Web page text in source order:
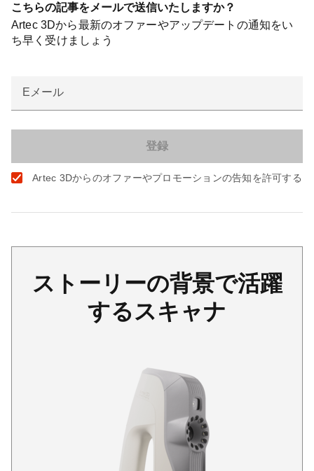
こちらの記事をメールで送信いたしますか？
Artec 3Dから最新のオファーやアップデートの通知をい
ち早く受けましょう
Eメール
Artec 3Dからのオファーやプロモーションの告知を許可する
ストーリーの背景で活躍
するスキャナ